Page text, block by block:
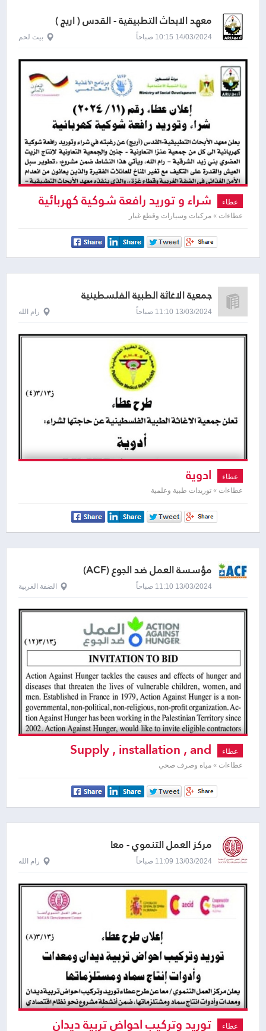
معهد الابحاث التطبيقية - القدس ( اريج )
14/03/2024 10:15 صباحاً بيت لحم
عطاء شراء و توريد رافعة شوكية كهربائية
عطاءات » مركبات وسيارات وقطع غيار
جمعية الاغاثة الطبية الفلسطينية
13/03/2024 11:10 صباحاً رام الله
عطاء ادوية
عطاءات » توريدات طبية وعلمية
مؤسسة العمل ضد الجوع (ACF)
13/03/2024 11:10 صباحاً الضفة الغربية
عطاء Supply , installation , and
operation water pumping system in
Hebron governorate
عطاءات » مياه وصرف صحي
مركز العمل التنموي - معا
13/03/2024 11:09 صباحاً رام الله
عطاء توريد وتركيب احواض تربية ديدان